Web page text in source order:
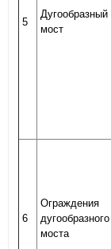
5
Дугообразный
мост
6
Ограждения
дугообразного
моста